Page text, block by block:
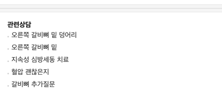
관련상담
오른쪽 갈비뼈 밑 덩어리
오른쪽 갈비뼈 밑
지속성 심방세동 치료
혈압 괜찮은지
갈비뼈 추가질문